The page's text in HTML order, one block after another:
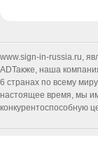
www.sign-in-russia.ru,
ADТакже, наша
6 странах по всему
настоящее время, мы
конкурентоспособную